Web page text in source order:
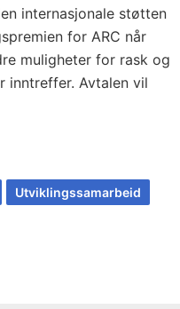
internasjonale støtten
for ARC når
muligheter for rask og
inntreffer. Avtalen vil
Utviklingssamarbeid